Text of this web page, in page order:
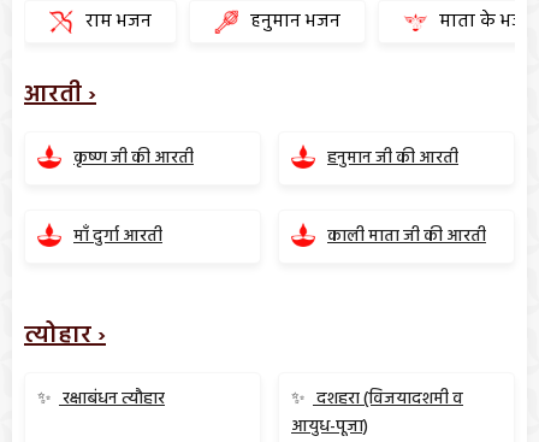
राम भजन हनुमान भजन माता के भजन
आरती ›
कृष्ण जी की आरती हनुमान जी की आरती
माँ दुर्गा आरती काली माता जी की आरती
त्योहार ›
✨ रक्षाबंधन त्यौहार ✨ दशहरा (विजयादशमी व
आयुध-पूजा)